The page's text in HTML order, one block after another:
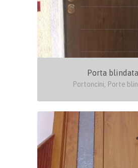
Porta blindata
Portoncini, Porte